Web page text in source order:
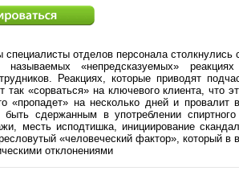
специалисты отделов персонала
«непредсказуемых»
Реакциях, которые приводят
«сорваться» на ключевого клиента, что
«пропадет» на несколько дней и провалит
сдержанным в употреблении
месть исподтишка, инициирование
«человеческий фактор», который
отклонениями